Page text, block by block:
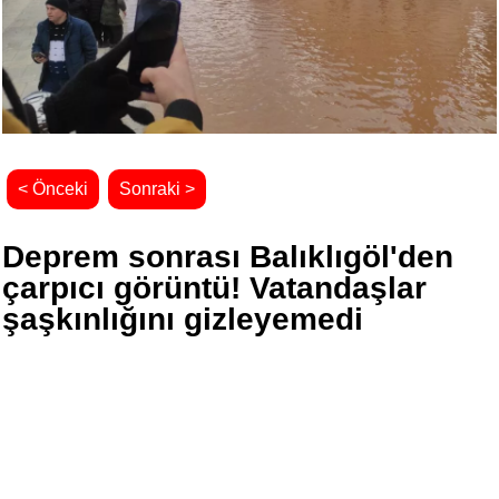
< Önceki Sonraki >
Deprem sonrası Balıklıgöl'den
çarpıcı görüntü! Vatandaşlar
şaşkınlığını gizleyemedi